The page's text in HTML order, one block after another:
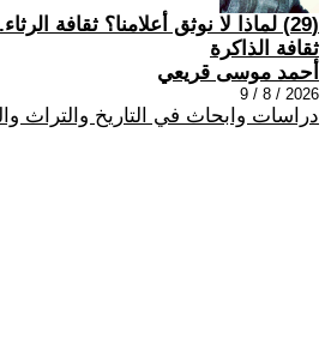
(29) لماذا لا نوثق أعلامنا؟ ثقافة
ثقافة الذاكرة
أحمد موسى قريعي
2026 / 8 / 9
دراسات وابحاث في التاريخ والتراث